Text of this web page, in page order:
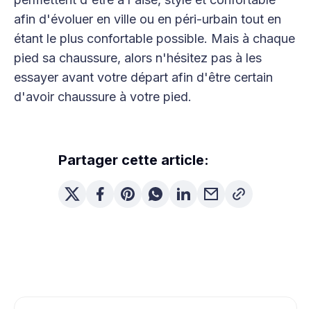
afin d'évoluer en ville ou en péri-urbain tout en
étant le plus confortable possible. Mais à chaque
pied sa chaussure, alors n'hésitez pas à les
essayer avant votre départ afin d'être certain
d'avoir chaussure à votre pied.
Partager cette article: